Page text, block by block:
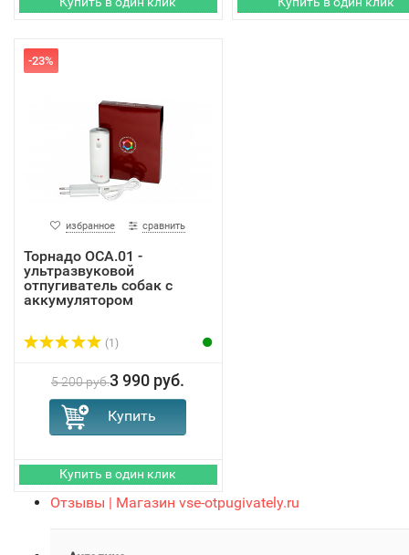
-23%
избранное сравнить
Торнадо ОСА.01 -
ультразвуковой
отпугиватель собак с
аккумулятором
(1)
5 200 руб.3 990 руб.
Отзывы | Магазин vse-otpugivately.ru